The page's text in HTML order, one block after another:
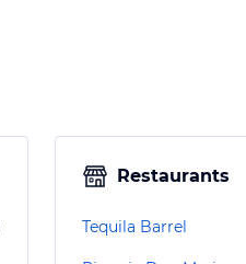
Restaurants
Tequila Barrel